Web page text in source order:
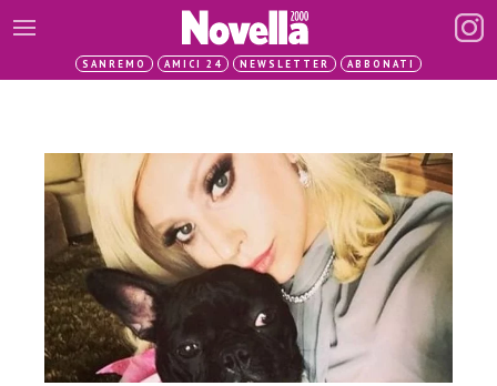
SANREMO AMICI 24 NEWSLETTER ABBONATI